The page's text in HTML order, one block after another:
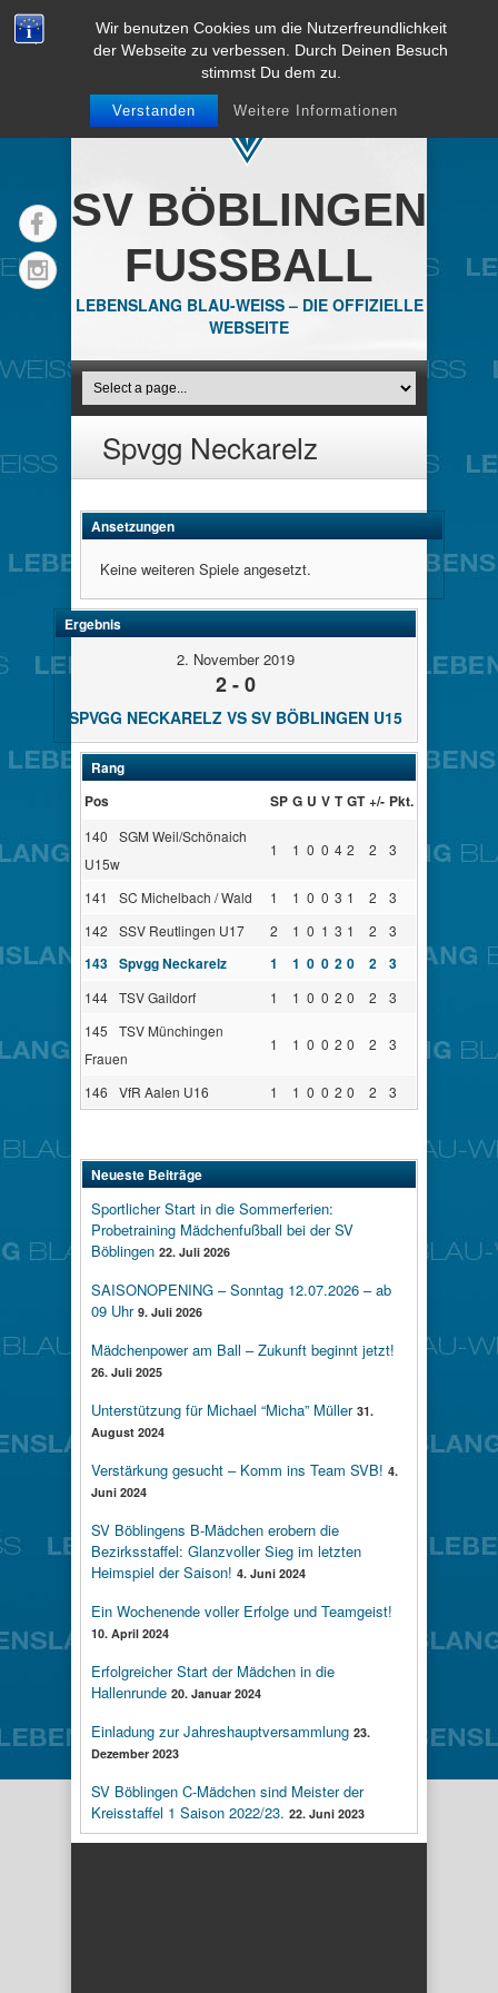
Wir benutzen Cookies um die Nutzerfreundlichkeit
der Webseite zu verbessen. Durch Deinen Besuch
stimmst Du dem zu.
Verstanden Weitere Informationen
SV BÖBLINGEN
FUSSBALL
LEBENSLANG BLAU-WEISS – DIE OFFIZIELLE
WEBSEITE
Spvgg Neckarelz
Ansetzungen
Keine weiteren Spiele angesetzt.
Ergebnis
2. November 2019
2 - 0
SPVGG NECKARELZ VS SV BÖBLINGEN U15
Rang
Pos
SP G U V T GT +/- Pkt.
140
SGM Weil/Schönaich
U15w
1 1 0 0 4 2 2 3
141 SC Michelbach / Wald 1 1 0 0 3 1 2
3
142
SSV Reutlingen U17 2 1 0 1 3 1 2 3
143 Spvgg Neckarelz 1 1 0 0 2 0 2 3
144 TSV Gaildorf 1 1 0 0 2 0 2
3
145
TSV Münchingen
Frauen
1 1 0 0 2 0 2 3
146 VfR Aalen U16 1 1 0 0 2 0 2 3
Neueste Beiträge
Sportlicher Start in die Sommerferien:
Probetraining Mädchenfußball bei der SV
Böblingen 22. Juli 2026
SAISONOPENING – Sonntag 12.07.2026 – ab
09 Uhr 9. Juli 2026
Mädchenpower am Ball – Zukunft beginnt jetzt!
26. Juli 2025
Unterstützung für Michael “Micha” Müller 31.
August 2024
Verstärkung gesucht – Komm ins Team SVB! 4.
Juni 2024
SV Böblingens B-Mädchen erobern die
Bezirksstaffel: Glanzvoller Sieg im letzten
Heimspiel der Saison! 4. Juni 2024
Ein Wochenende voller Erfolge und Teamgeist!
10. April 2024
Erfolgreicher Start der Mädchen in die
Hallenrunde 20. Januar 2024
Einladung zur Jahreshauptversammlung 23.
Dezember 2023
SV Böblingen C-Mädchen sind Meister der
Kreisstaffel 1 Saison 2022/23. 22. Juni 2023